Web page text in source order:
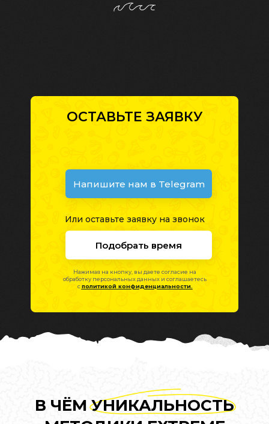
ОСТАВЬТЕ ЗАЯВКУ
Напишите нам в Telegram
Или оставьте заявку на звонок
Подобрать время
Нажимая на кнопку, вы даете согласие на
обработку персональных данных и соглашаетесь
c политикой конфиденциальности.
В ЧЁМ УНИКАЛЬНОСТЬ